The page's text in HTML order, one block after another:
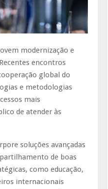
modernização e
encontros
global do
e metodologias
mais
de atender às
soluções avançadas
de boas
como educação,
internacionais